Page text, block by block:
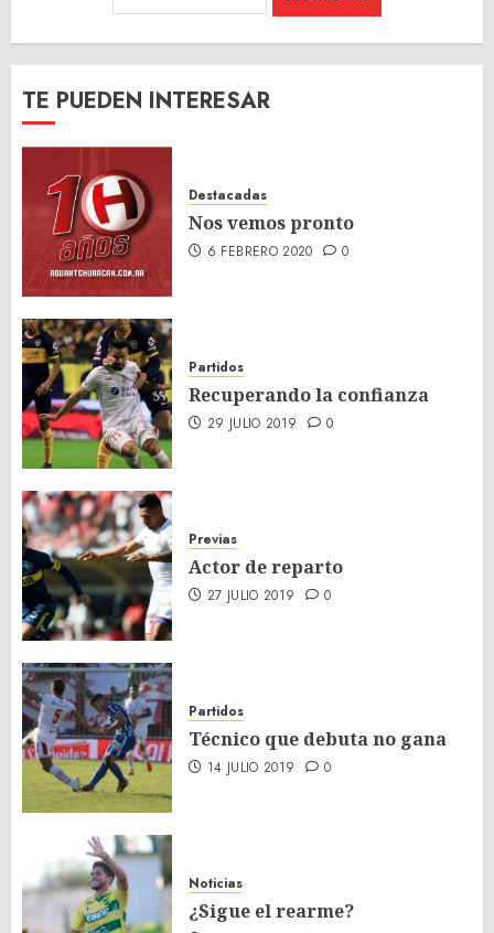
TE PUEDEN INTERESAR
Destacadas
Nos vemos pronto
6 FEBRERO 2020 0
Partidos
Recuperando la confianza
29 JULIO 2019 0
Previas
Actor de reparto
27 JULIO 2019 0
Partidos
Técnico que debuta no gana
14 JULIO 2019 0
Noticias
¿Sigue el rearme?